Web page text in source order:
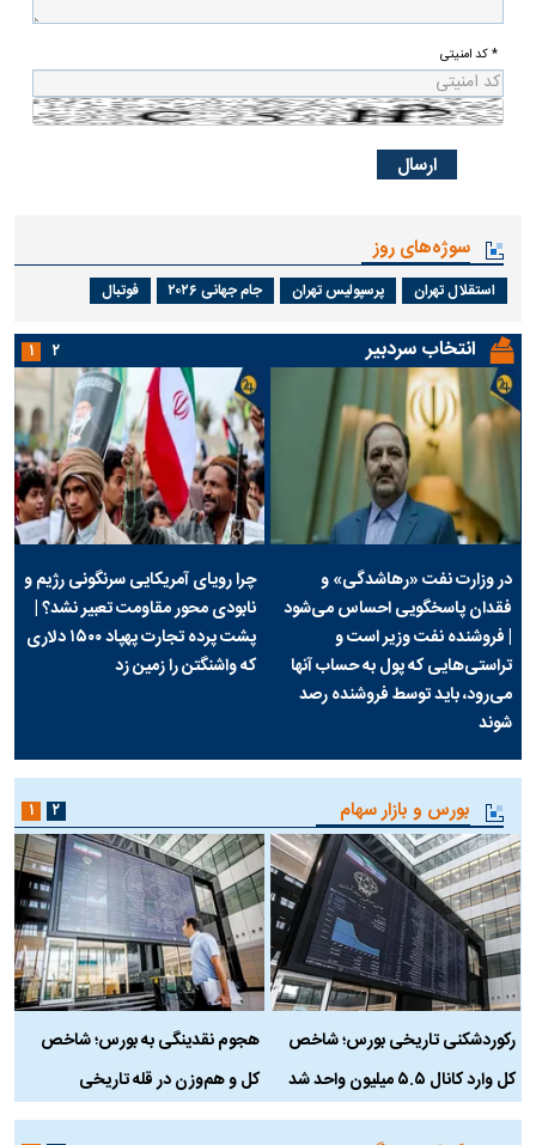
* کد امنیتی
سوژه‌های روز
استقلال تهران پرسپولیس تهران جام جهانی ۲۰۲۶ فوتبال
انتخاب سردبیر
در وزارت نفت «رهاشدگی» و
فقدان پاسخگویی احساس می‌شود
| فروشنده نفت وزیر است و
تراستی‌هایی که پول به حساب آنها
می‌رود، باید توسط فروشنده رصد
شوند
چرا رویای آمریکایی سرنگونی رژیم و
نابودی محور مقاومت تعبیر نشد؟ |
پشت پرده تجارت پهپاد‌ ۱۵۰۰ دلاری
که واشنگتن را زمین زد
۱ ۲
بورس و بازار سهام
رکوردشکنی تاریخی بورس؛ شاخص
کل وارد کانال ۵.۵ میلیون واحد شد
هجوم نقدینگی به بورس؛ شاخص
کل و هم‌وزن در قله تاریخی
۱ ۲